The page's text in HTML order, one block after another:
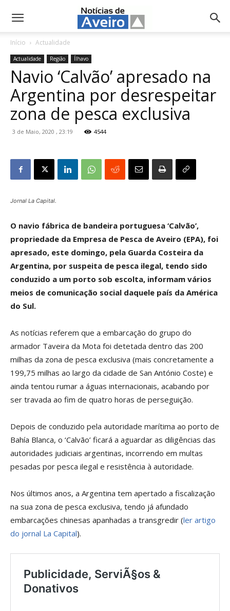
NotíciasdeAveiro.pt
Início Actualidade
Actualidade Região Ílhavo
Navio ‘Calvão’ apresado na
Argentina por desrespeitar
zona de pesca exclusiva
3 de Maio, 2020 , 23:19 4544
Jornal La Capital.
O navio fábrica de bandeira portuguesa ‘Calvão’,
propriedade da Empresa de Pesca de Aveiro (EPA), foi
apresado, este domingo, pela Guarda Costeira da
Argentina, por suspeita de pesca ilegal, tendo sido
conduzido a um porto sob escolta, informam vários
meios de comunicação social daquele país da América
do Sul.
As notícias referem que a embarcação do grupo do
armador Taveira da Mota foi detetada dentro das 200
milhas da zona de pesca exclusiva (mais concretamente a
199,75 milhas ao largo da cidade de San António Coste) e
ainda tentou rumar a águas internacionais, acabando por
ser travada ao fim de quatro horas de perseguição.
Depois de conduzido pela autoridade marítima ao porto de
Bahía Blanca, o ‘Calvão’ ficará a aguardar as diligências das
autoridades judiciais argentinas, incorrendo em multas
pesadas por pesca ilegal e resistência à autoridade.
Nos últimos anos, a Argentina tem apertado a fiscalização
na sua zona de pesca exclusiva, tendo já afundado
embarcações chinesas apanhadas a transgredir (ler artigo
do jornal La Capital).